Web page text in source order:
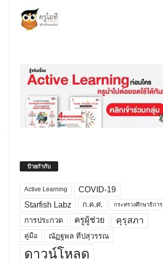
ป้ายกำกับ
Active Learning
COVID-19
Starfish Labz
ก.ค.ศ. กระทรวงศึกษาธิการ
การประกวด ครูผู้ช่วย คุรุสภา
คู่มือ ณัฏฐพล ทีปสุวรรณ
ดาวน์โหลด